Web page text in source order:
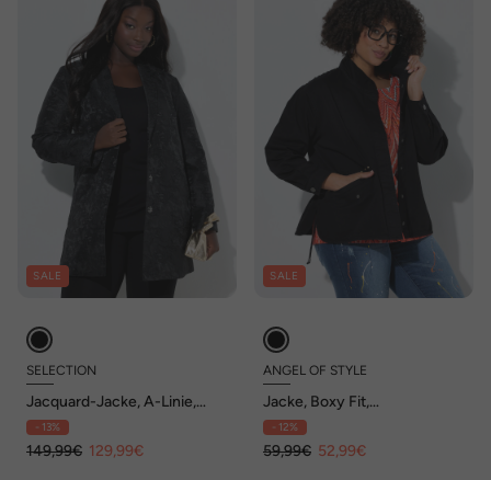
SALE
SELECTION
Jacquard-Jacke, A-Linie,
Reverskragen, Langarm
- 13%
149,99€ 129,99€
SALE
ANGEL OF STYLE
Jacke, Boxy Fit,
Baumwolltwill, Ziernieten
- 12%
59,99€ 52,99€